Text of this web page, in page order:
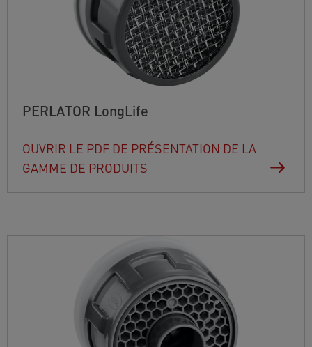
PERLATOR LongLife
OUVRIR LE PDF DE PRÉSENTATION DE LA
GAMME DE PRODUITS